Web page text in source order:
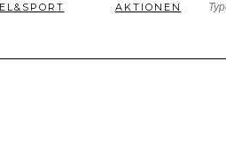
AKTIONEN